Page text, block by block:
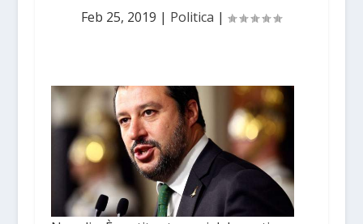
Feb 25, 2019 | Politica |